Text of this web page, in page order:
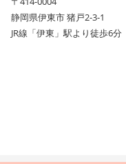
静岡県伊東市 猪戸2-3-1
JR線「伊東」駅より徒歩6分